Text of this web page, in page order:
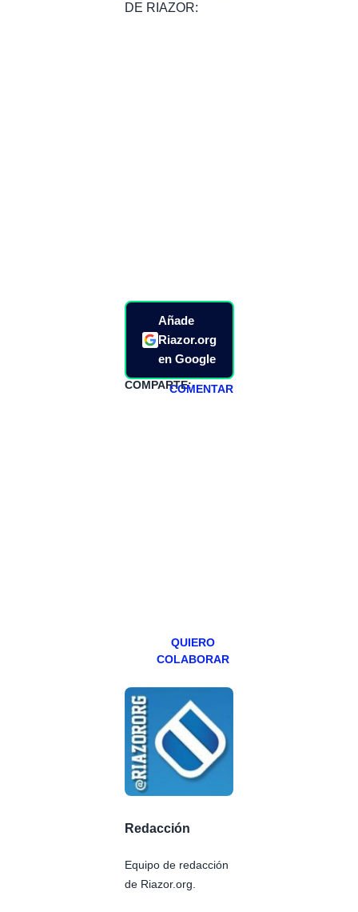
DE RIAZOR:
Añade
Riazor.org
en Google
COMPARTE:COMENTAR
QUIERO
COLABORAR
Redacción
Equipo de redacción
de Riazor.org.